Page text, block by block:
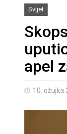
Svijet
apel
10. ožujka